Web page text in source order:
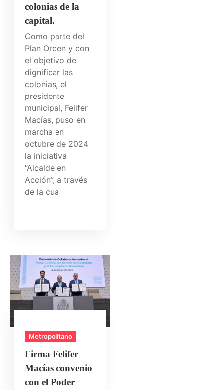
colonias de la
capital.
Como parte del
Plan Orden y con
el objetivo de
dignificar las
colonias, el
presidente
municipal, Felifer
Macías, puso en
marcha en
octubre de 2024
la iniciativa
“Alcalde en
Acción”, a través
de la cua
Metropolitano
Firma Felifer
Macías convenio
con el Poder